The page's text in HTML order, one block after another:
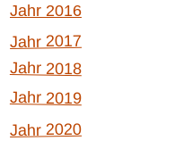
Jahr 2016
Jahr 2017
Jahr 2018
Jahr 2019
Jahr 2020